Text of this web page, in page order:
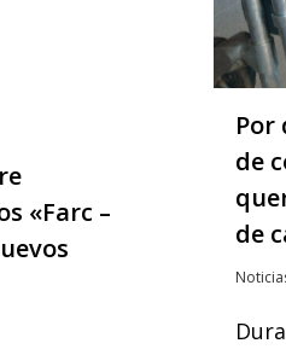
Por
de
de
«Farc –